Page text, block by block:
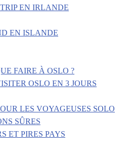
EN IRLANDE
EN ISLANDE
FAIRE À OSLO ?
OSLO EN 3 JOURS
LES VOYAGEUSES SOLO
SÛRES
ET PIRES PAYS